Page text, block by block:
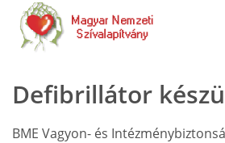
Defibrillátor
BME Vagyon- és